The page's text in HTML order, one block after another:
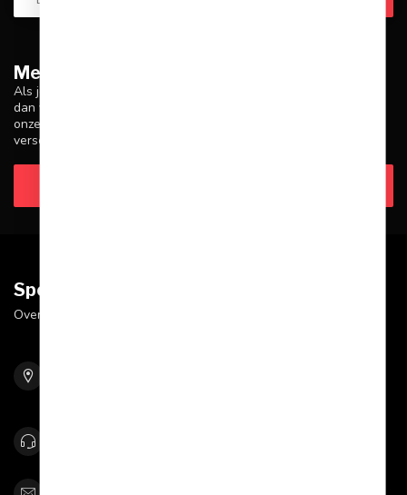
Meer informatie
Als je vragen hebt over onze producten of je aankoop, zorg er
dan voor dat je onze klantenservicepagina bezoekt. Hier vind je
onze bedrijfsgegevens, antwoorden op veelgestelde vragen en
verschillende manieren om contact met ons op te nemen.
Sportskoen.nl
Over Sportskoen